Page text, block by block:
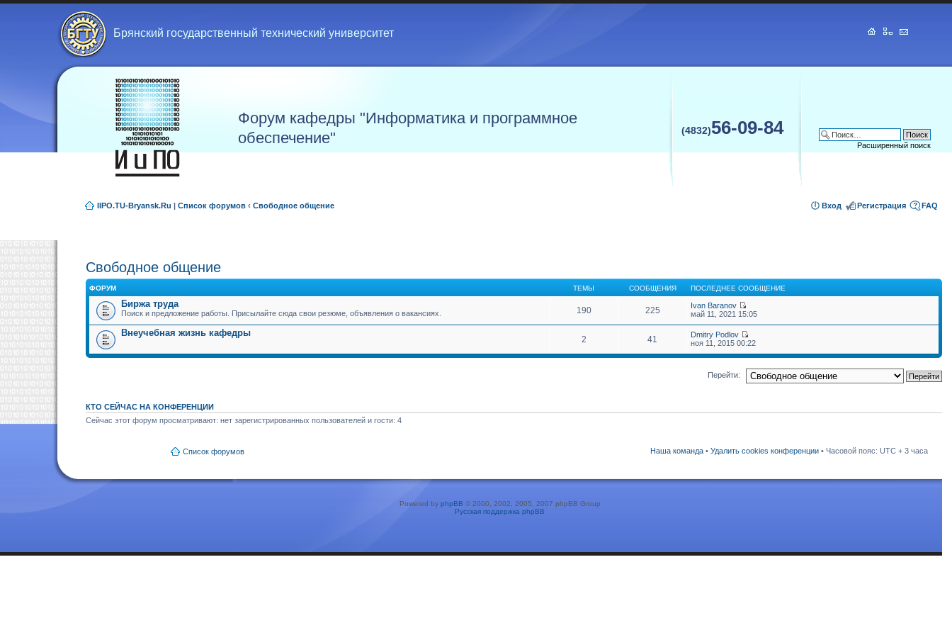
Брянский государственный технический университет
Форум кафедры "Информатика и программное
обеспечение"
(4832)56-09-84
Расширенный поиск
IIPO.TU-Bryansk.Ru | Список форумов ‹ Свободное общение FAQ
Регистрация
Вход
Свободное общение
ФОРУМ ТЕМЫ СООБЩЕНИЯ ПОСЛЕДНЕЕ СООБЩЕНИЕ
Биржа труда
Поиск и предложение работы. Присылайте сюда свои резюме, объявления о вакансиях. 190 225
Ivan Baranov
май 11, 2021 15:05
Внеучебная жизнь кафедры
2 41
Dmitry Podlov
ноя 11, 2015 00:22
Перейти:
КТО СЕЙЧАС НА КОНФЕРЕНЦИИ
Сейчас этот форум просматривают: нет зарегистрированных пользователей и гости: 4
Список форумов Наша команда • Удалить cookies конференции • Часовой пояс: UTC + 3 часа
Powered by phpBB © 2000, 2002, 2005, 2007 phpBB Group
Русская поддержка phpBB